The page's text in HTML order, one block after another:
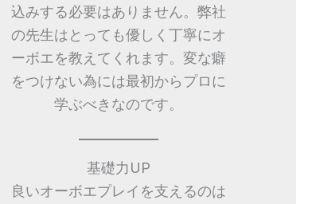
込みする必要はありません。弊社
の先生はとっても優しく丁寧にオ
ーボエを教えてくれます。変な癖
をつけない為には最初からプロに
学ぶべきなのです。
基礎力UP
良いオーボエプレイを支えるのは